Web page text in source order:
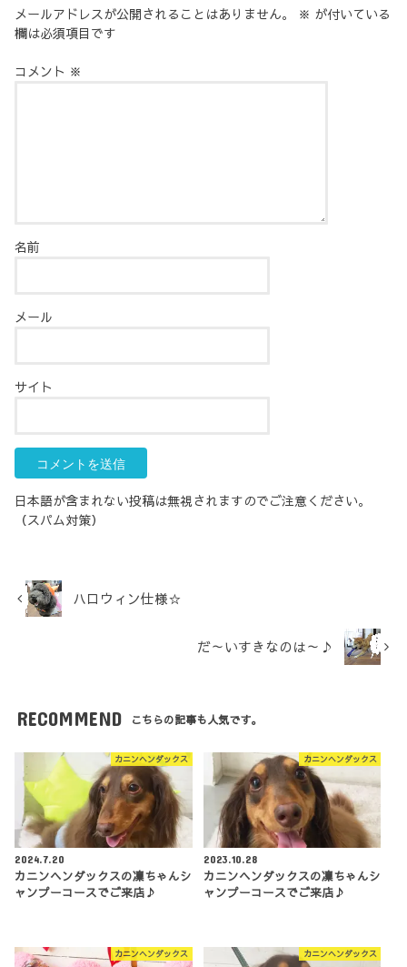
メールアドレスが公開されることはありません。 ※ が付いている
欄は必須項目です
コメント ※
名前
メール
サイト
日本語が含まれない投稿は無視されますのでご注意ください。
（スパム対策）
ハロウィン仕様☆
だ～いすきなのは～♪
RECOMMEND こちらの記事も人気です。
カニンヘンダックス
2024.7.20
カニンヘンダックスの凜ちゃんシ
ャンプーコースでご来店♪
カニンヘンダックス
2023.10.28
カニンヘンダックスの凜ちゃんシ
ャンプーコースでご来店♪
カニンヘンダックス カニンヘンダックス